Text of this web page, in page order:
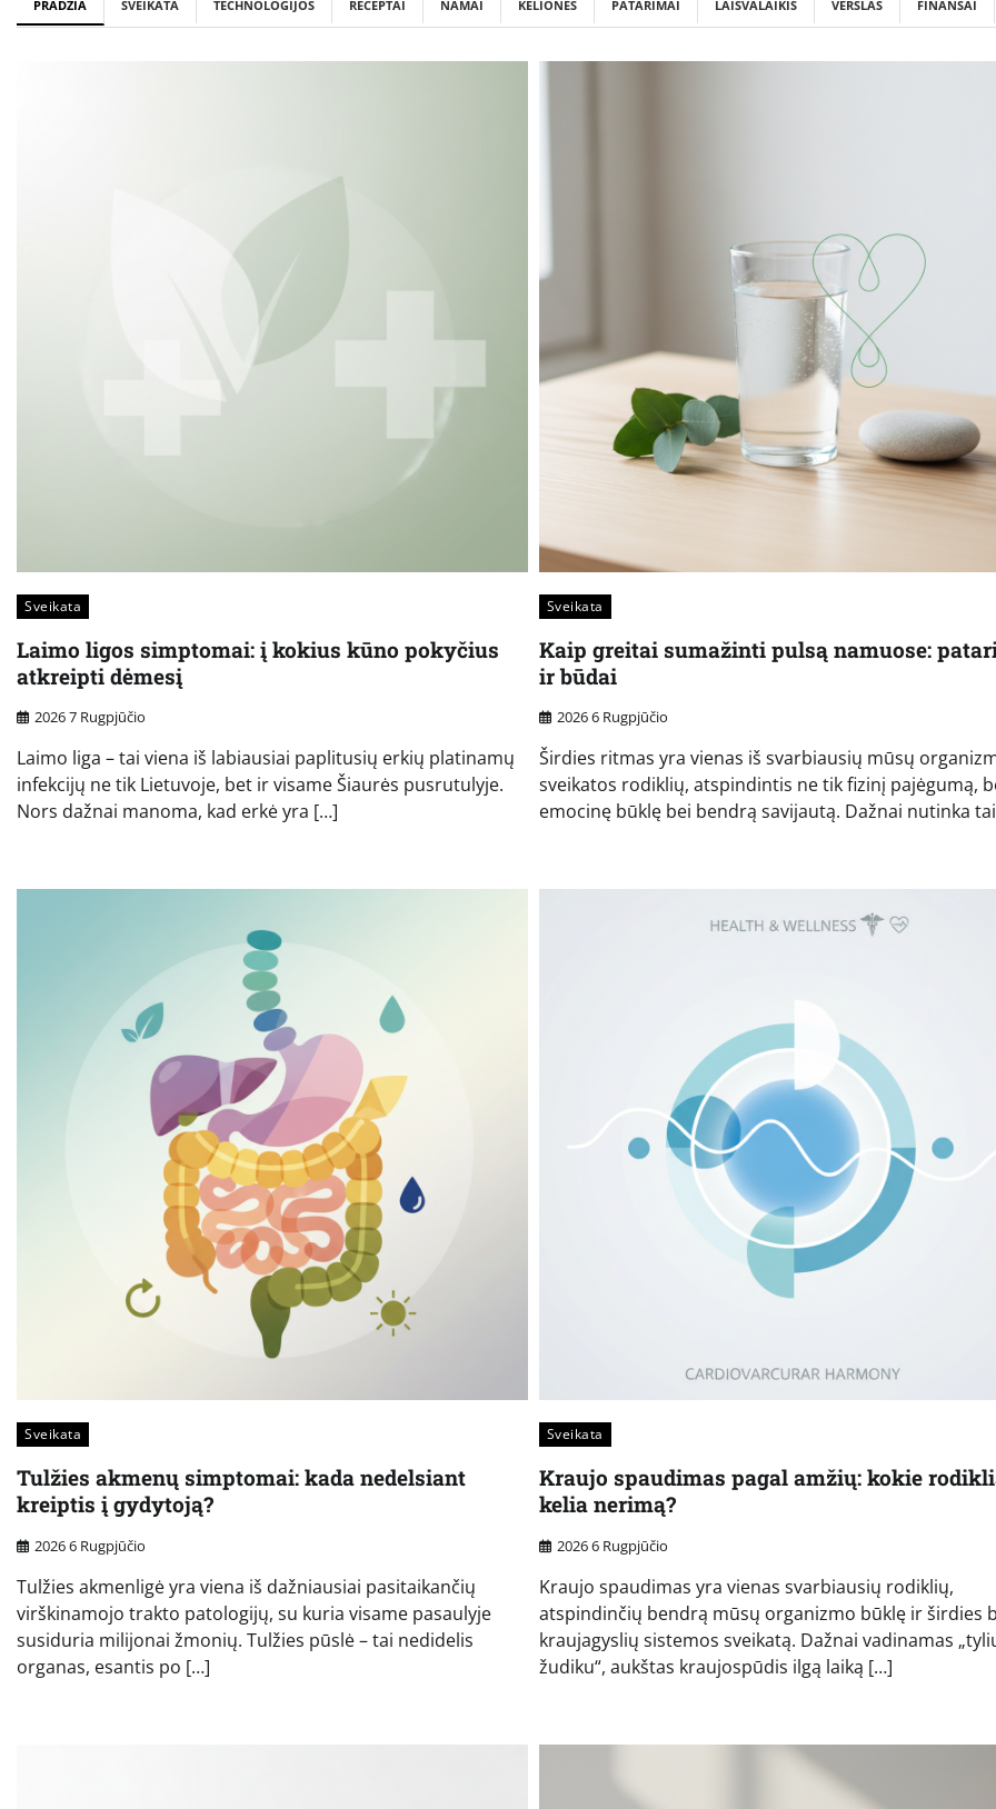
PRADŽIA SVEIKATA TECHNOLOGIJOS RECEPTAI NAMAI KELIONĖS PATARIMAI LAISVALAIKIS VERSLAS FINANSAI
Sveikata
Laimo ligos simptomai: į kokius kūno pokyčius
atkreipti dėmesį
2026 7 Rugpjūčio
Laimo liga – tai viena iš labiausiai paplitusių erkių platinamų
infekcijų ne tik Lietuvoje, bet ir visame Šiaurės pusrutulyje.
Nors dažnai manoma, kad erkė yra […]
Sveikata
Kaip greitai sumažinti pulsą namuose:
ir būdai
2026 6 Rugpjūčio
Širdies ritmas yra vienas iš svarbiausių mūsų
sveikatos rodiklių, atspindintis ne tik fizinį pajėgumą,
emocinę būklę bei bendrą savijautą. Dažnai nutinka
Sveikata
Tulžies akmenų simptomai: kada nedelsiant
kreiptis į gydytoją?
2026 6 Rugpjūčio
Tulžies akmenligė yra viena iš dažniausiai pasitaikančių
virškinamojo trakto patologijų, su kuria visame pasaulyje
susiduria milijonai žmonių. Tulžies pūslė – tai nedidelis
organas, esantis po […]
Sveikata
Kraujo spaudimas pagal amžių: kokie
kelia nerimą?
2026 6 Rugpjūčio
Kraujo spaudimas yra vienas svarbiausių rodiklių,
atspindinčių bendrą mūsų organizmo būklę ir širdies
kraujagyslių sistemos sveikatą. Dažnai vadinamas
žudiku“, aukštas kraujospūdis ilgą laiką […]